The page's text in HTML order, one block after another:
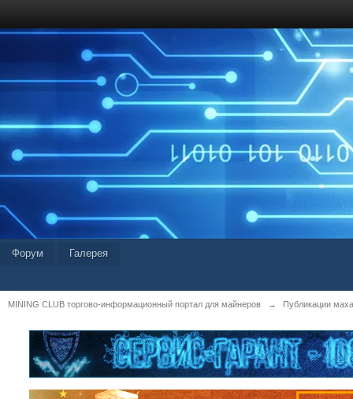
Форум Галерея
MINING CLUB торгово-информационный портал для майнеров → Публикации